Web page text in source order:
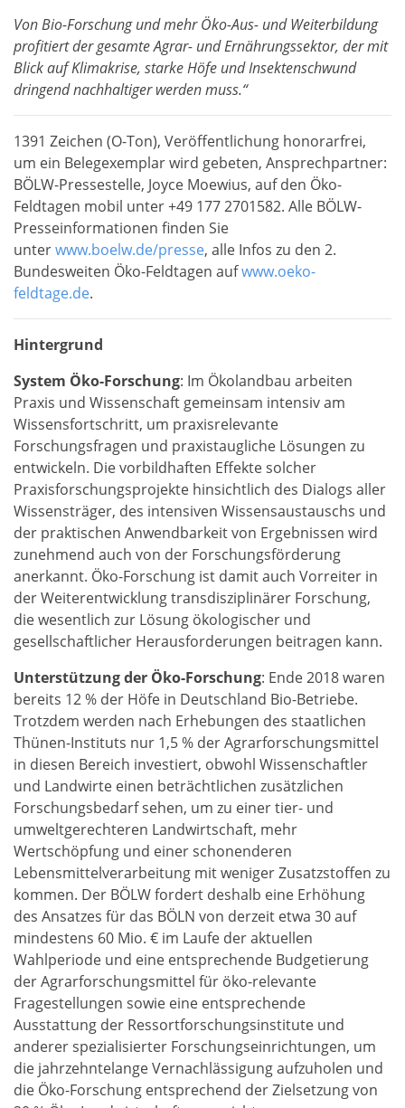
Von Bio-Forschung und mehr Öko-Aus- und Weiterbildung
profitiert der gesamte Agrar- und Ernährungssektor, der mit
Blick auf Klimakrise, starke Höfe und Insektenschwund
dringend nachhaltiger werden muss.“
1391 Zeichen (O-Ton), Veröffentlichung honorarfrei,
um ein Belegexemplar wird gebeten, Ansprechpartner:
BÖLW-Pressestelle, Joyce Moewius, auf den Öko-
Feldtagen mobil unter +49 177 2701582. Alle BÖLW-
Presseinformationen finden Sie
unterwww.boelw.de/presse, alle Infos zu den 2.
Bundesweiten Öko-Feldtagen aufwww.oeko-
feldtage.de.
Hintergrund
System Öko-Forschung: Im Ökolandbau arbeiten
Praxis und Wissenschaft gemeinsam intensiv am
Wissensfortschritt, um praxisrelevante
Forschungsfragen und praxistaugliche Lösungen zu
entwickeln. Die vorbildhaften Effekte solcher
Praxisforschungsprojekte hinsichtlich des Dialogs aller
Wissensträger, des intensiven Wissensaustauschs und
der praktischen Anwendbarkeit von Ergebnissen wird
zunehmend auch von der Forschungsförderung
anerkannt. Öko-Forschung ist damit auch Vorreiter in
der Weiterentwicklung transdisziplinärer Forschung,
die wesentlich zur Lösung ökologischer und
gesellschaftlicher Herausforderungen beitragen kann.
Unterstützung der Öko-Forschung: Ende 2018 waren
bereits 12 % der Höfe in Deutschland Bio-Betriebe.
Trotzdem werden nach Erhebungen des staatlichen
Thünen-Instituts nur 1,5 % der Agrarforschungsmittel
in diesen Bereich investiert, obwohl Wissenschaftler
und Landwirte einen beträchtlichen zusätzlichen
Forschungsbedarf sehen, um zu einer tier- und
umweltgerechteren Landwirtschaft, mehr
Wertschöpfung und einer schonenderen
Lebensmittelverarbeitung mit weniger Zusatzstoffen zu
kommen. Der BÖLW fordert deshalb eine Erhöhung
des Ansatzes für das BÖLN von derzeit etwa 30 auf
mindestens 60 Mio. € im Laufe der aktuellen
Wahlperiode und eine entsprechende Budgetierung
der Agrarforschungsmittel für öko-relevante
Fragestellungen sowie eine entsprechende
Ausstattung der Ressortforschungsinstitute und
anderer spezialisierter Forschungseinrichtungen, um
die jahrzehntelange Vernachlässigung aufzuholen und
die Öko-Forschung entsprechend der Zielsetzung von